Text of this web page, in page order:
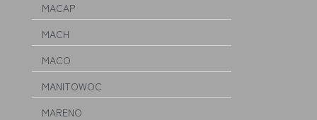
MACAP
MACH
MACO
MANITOWOC
MARENO